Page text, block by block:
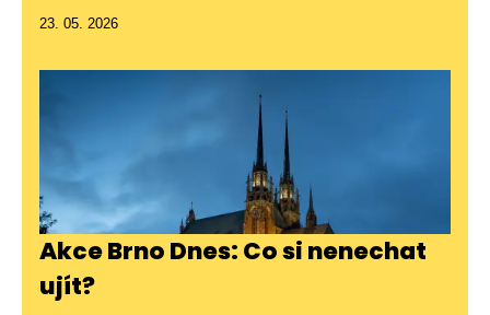
23. 05. 2026
Akce Brno Dnes: Co si nenechat
ujít?